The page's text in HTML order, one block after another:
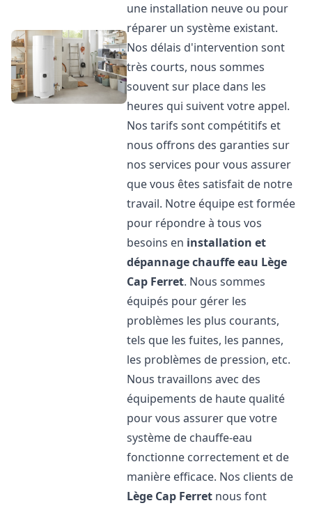
une installation neuve ou pour
réparer un système existant.
Nos délais d'intervention sont
très courts, nous sommes
souvent sur place dans les
heures qui suivent votre appel.
Nos tarifs sont compétitifs et
nous offrons des garanties sur
nos services pour vous assurer
que vous êtes satisfait de notre
travail. Notre équipe est formée
pour répondre à tous vos
besoins en installation et
dépannage chauffe eau Lège
Cap Ferret. Nous sommes
équipés pour gérer les
problèmes les plus courants,
tels que les fuites, les pannes,
les problèmes de pression, etc.
Nous travaillons avec des
équipements de haute qualité
pour vous assurer que votre
système de chauffe-eau
fonctionne correctement et de
manière efficace. Nos clients de
Lège Cap Ferret nous font